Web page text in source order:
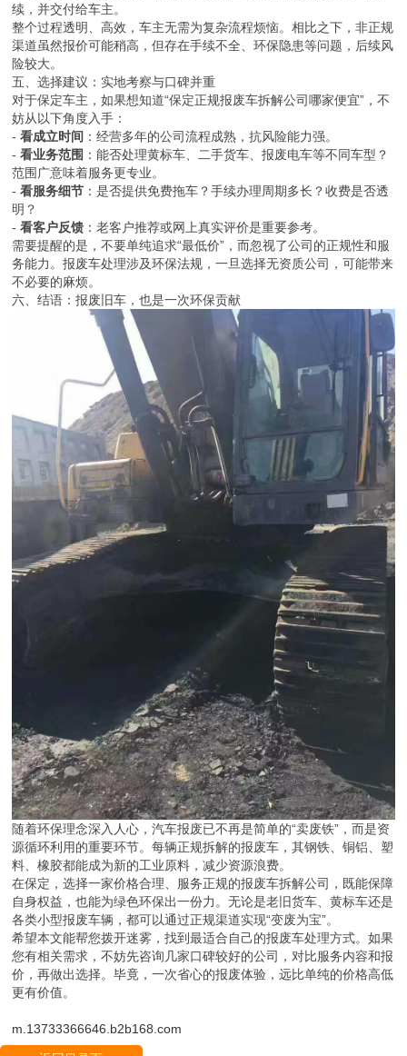
续，并交付给车主。
整个过程透明、高效，车主无需为复杂流程烦恼。相比之下，非正规
渠道虽然报价可能稍高，但存在手续不全、环保隐患等问题，后续风
险较大。
五、选择建议：实地考察与口碑并重
对于保定车主，如果想知道“保定正规报废车拆解公司哪家便宜”，不
妨从以下角度入手：
-看成立时间 ：经营多年的公司流程成熟，抗风险能力强。
-看业务范围 ：能否处理黄标车、二手货车、报废电车等不同车型？
范围广意味着服务更专业。
-看服务细节 ：是否提供免费拖车？手续办理周期多长？收费是否透
明？
-看客户反馈 ：老客户推荐或网上真实评价是重要参考。
需要提醒的是，不要单纯追求“最低价”，而忽视了公司的正规性和服
务能力。报废车处理涉及环保法规，一旦选择无资质公司，可能带来
不必要的麻烦。
六、结语：报废旧车，也是一次环保贡献
随着环保理念深入人心，汽车报废已不再是简单的“卖废铁”，而是资
源循环利用的重要环节。每辆正规拆解的报废车，其钢铁、铜铝、塑
料、橡胶都能成为新的工业原料，减少资源浪费。
在保定，选择一家价格合理、服务正规的报废车拆解公司，既能保障
自身权益，也能为绿色环保出一份力。无论是老旧货车、黄标车还是
各类小型报废车辆，都可以通过正规渠道实现“变废为宝”。
希望本文能帮您拨开迷雾，找到最适合自己的报废车处理方式。如果
您有相关需求，不妨先咨询几家口碑较好的公司，对比服务内容和报
价，再做出选择。毕竟，一次省心的报废体验，远比单纯的价格高低
更有价值。
m.13733366646.b2b168.com